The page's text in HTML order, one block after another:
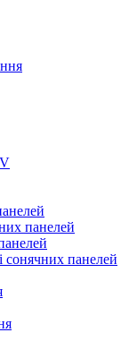
панелей
сонячних панелей